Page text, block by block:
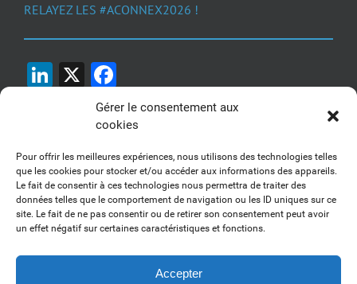
Gérer le consentement aux
cookies
Pour offrir les meilleures expériences, nous utilisons des technologies telles
que les cookies pour stocker et/ou accéder aux informations des appareils.
Le fait de consentir à ces technologies nous permettra de traiter des
données telles que le comportement de navigation ou les ID uniques sur ce
site. Le fait de ne pas consentir ou de retirer son consentement peut avoir
un effet négatif sur certaines caractéristiques et fonctions.
Accepter
RELAYEZ LES #ACONNEX2026 !
LinkedIn
X
1, 2, 3... Buzzez !
Découvrez nos kits communication